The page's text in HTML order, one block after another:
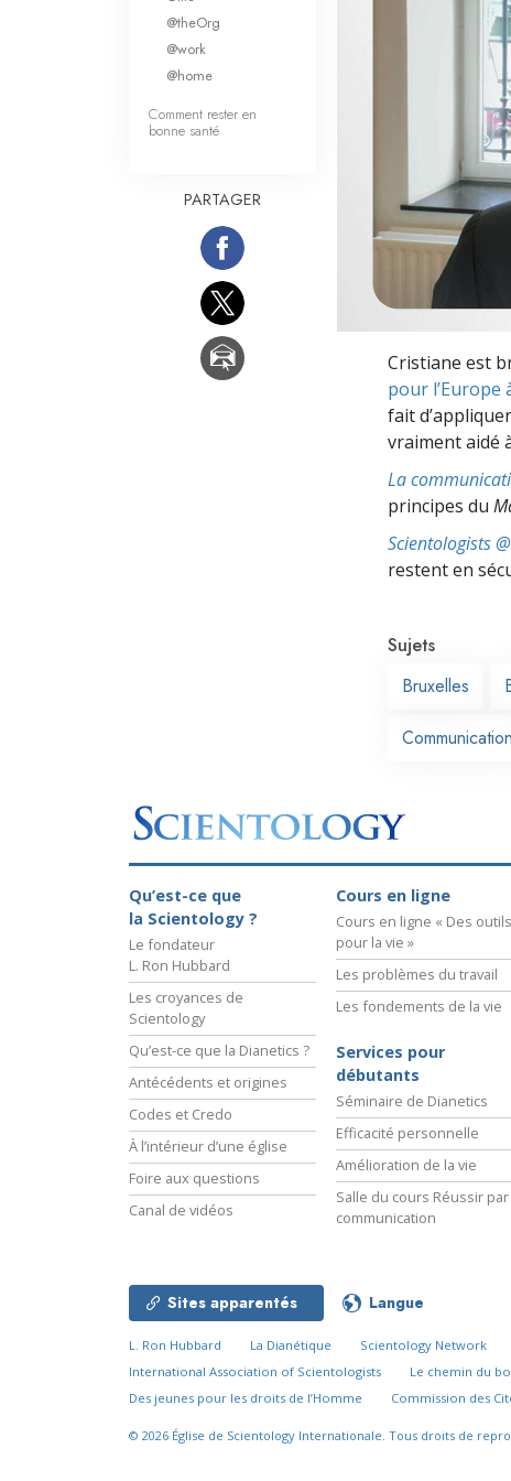
Qu’est-ce que la
Cristiane est
pour l’Europe
fait
vraiment aidé
La
principes du
Scientologists
restent en
Sujets
Bruxelles
Communication
@theOrg
@work
@home
Comment rester en
bonne santé
PARTAGER
Qu’est-ce que
la Scientology ?
Le fondateur
L. Ron Hubbard
Les croyances de
Scientology
Qu’est-ce que la Dianetics ?
Antécédents et origines
Codes et Credo
À l’intérieur d’une église
Foire aux questions
Canal de vidéos
Cours en ligne
Cours en ligne « Des outils
pour la vie »
Les problèmes du travail
Les fondements de la vie
Services pour
débutants
Séminaire de Dianetics
Efficacité personnelle
Amélioration de la vie
Salle du cours Réussir par
communication
Sites apparentés Langue
L. Ron Hubbard La Dianétique Scientology Network
International Association of Scientologists
Le chemin du
Des jeunes pour les droits de l’Homme
Commission des
© 2026 Église de Scientology Internationale. Tous droits de